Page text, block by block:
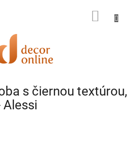
s čiernou textúrou,
Alessi